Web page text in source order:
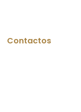
Contactos